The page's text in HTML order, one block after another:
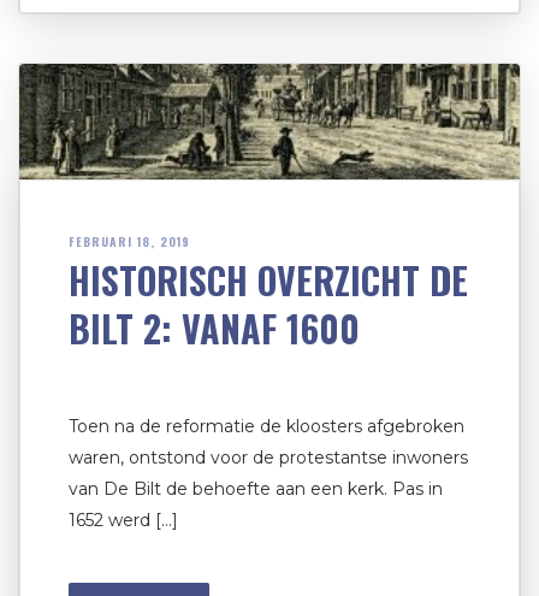
FEBRUARI 18, 2019
HISTORISCH OVERZICHT DE
BILT 2: VANAF 1600
Toen na de reformatie de kloosters afgebroken
waren, ontstond voor de protestantse inwoners
van De Bilt de behoefte aan een kerk. Pas in
1652 werd […]